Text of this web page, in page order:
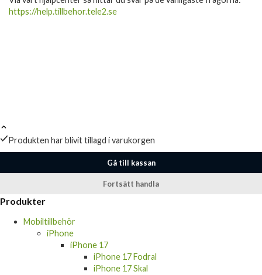
https://help.tillbehor.tele2.se
Gå till kassan
Fortsätt handla
iPhone
iPhone 17
iPhone 17 Fodral
iPhone 17 Skal
iPhone 17 Skärmskydd & Kameraskydd